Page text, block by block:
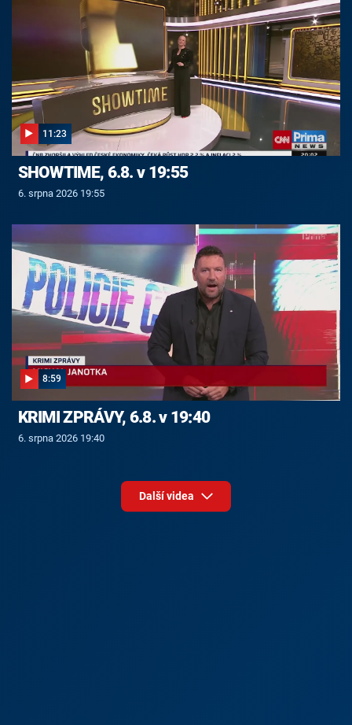
11:23
SHOWTIME, 6.8. v 19:55
6. srpna 2026 19:55
8:59
KRIMI ZPRÁVY, 6.8. v 19:40
6. srpna 2026 19:40
Další videa